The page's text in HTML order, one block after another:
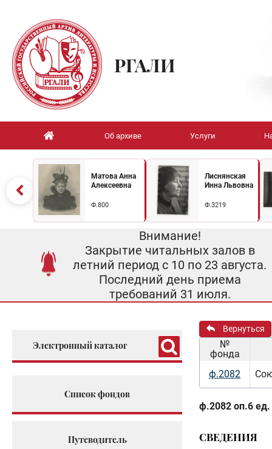
РГАЛИ
Об архиве Услуги
Матова Анна
Алексеевна
Ф.800
Лиснянская
Инна Львовна
Ф.3219
Внимание!
Закрытие читальных залов в
летний период с 10 по 23 августа.
Последний день приема
требований 31 июля.
Электронный каталог
Список фондов
Путеводитель
Вернуться
№
фонда
ф.2082
ф.2082 оп.6 ед.
СВЕДЕНИЯ